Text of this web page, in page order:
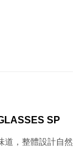
SP
道，整體設計自然